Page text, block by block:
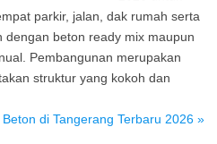
parkir, jalan, dak rumah serta
beton ready mix maupun
Pembangunan merupakan
struktur yang kokoh dan
di Tangerang Terbaru 2026 »